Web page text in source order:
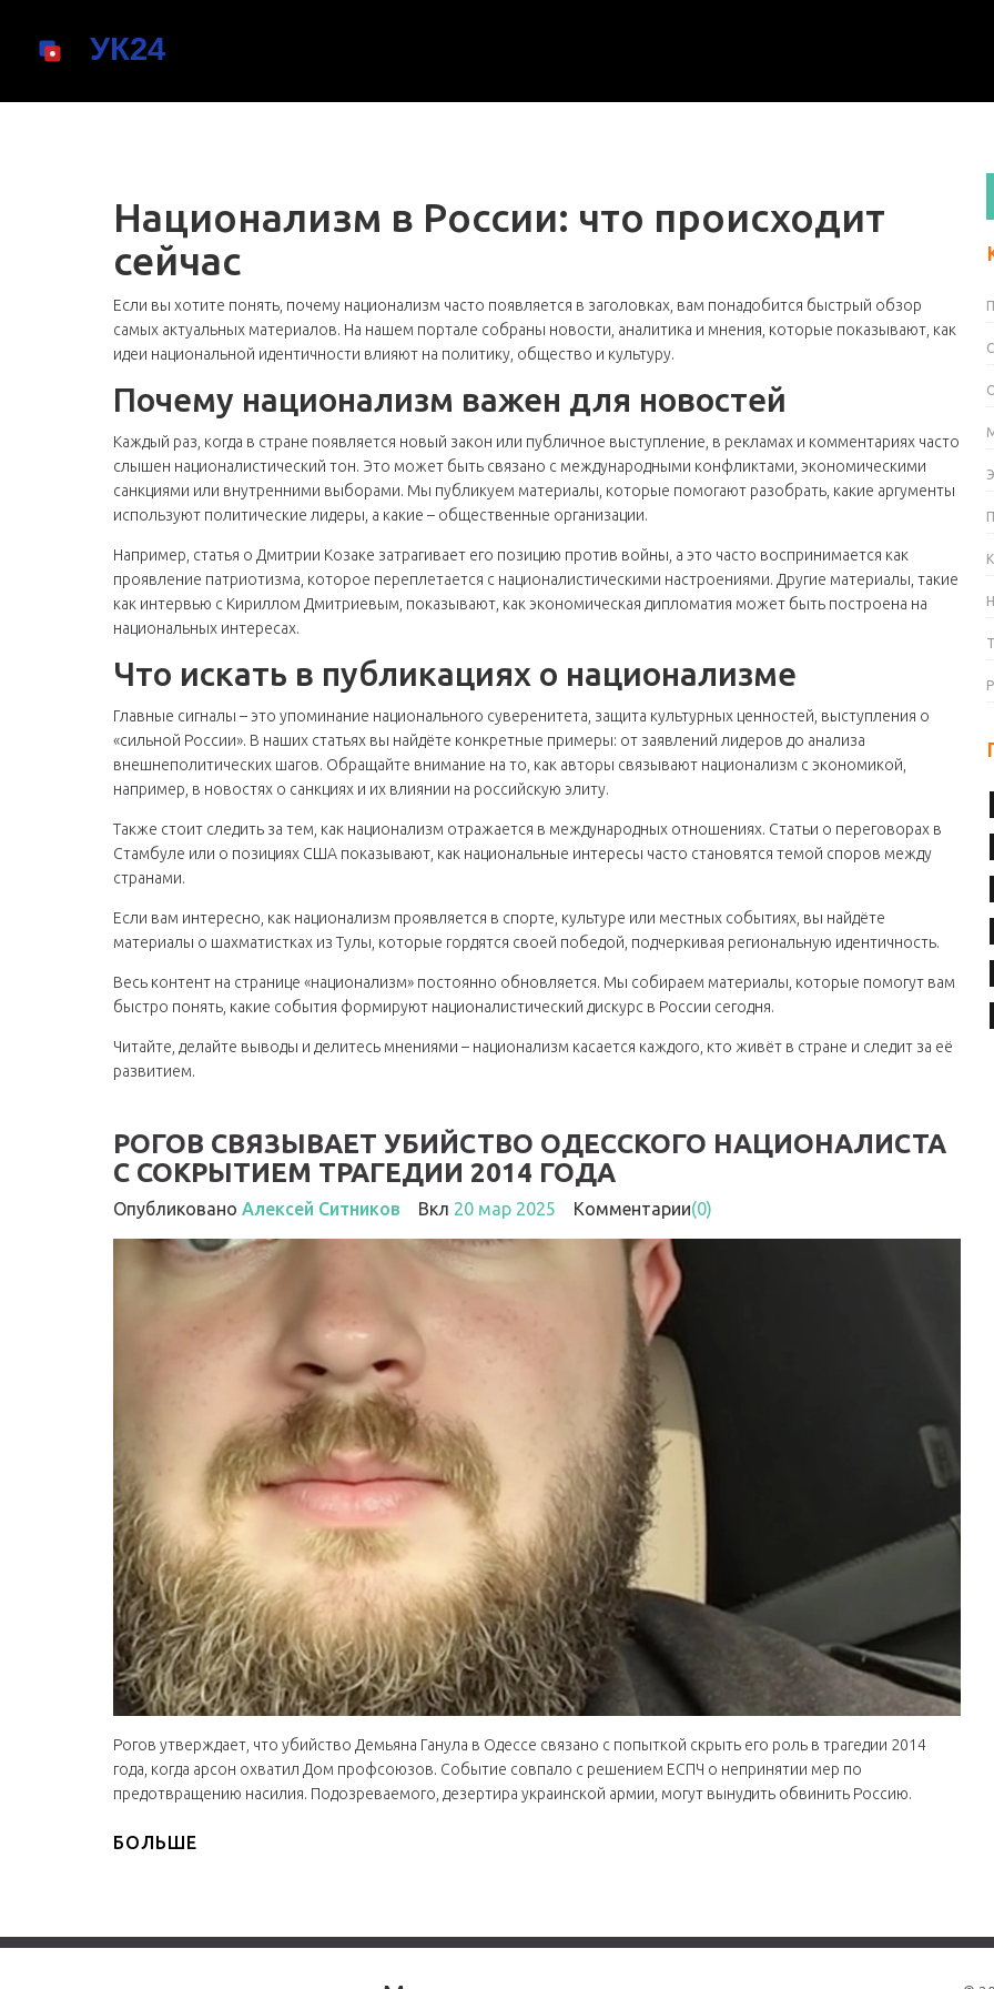
Национализм в России: что происходит
сейчас
Если вы хотите понять, почему национализм часто появляется в заголовках, вам понадобится быстрый обзор
самых актуальных материалов. На нашем портале собраны новости, аналитика и мнения, которые показывают, как
идеи национальной идентичности влияют на политику, общество и культуру.
Почему национализм важен для новостей
Каждый раз, когда в стране появляется новый закон или публичное выступление, в рекламах и комментариях часто
слышен националистический тон. Это может быть связано с международными конфликтами, экономическими
санкциями или внутренними выборами. Мы публикуем материалы, которые помогают разобрать, какие аргументы
используют политические лидеры, а какие – общественные организации.
Например, статья о Дмитрии Козаке затрагивает его позицию против войны, а это часто воспринимается как
проявление патриотизма, которое переплетается с националистическими настроениями. Другие материалы, такие
как интервью с Кириллом Дмитриевым, показывают, как экономическая дипломатия может быть построена на
национальных интересах.
Что искать в публикациях о национализме
Главные сигналы – это упоминание национального суверенитета, защита культурных ценностей, выступления о
«сильной России». В наших статьях вы найдёте конкретные примеры: от заявлений лидеров до анализа
внешнеполитических шагов. Обращайте внимание на то, как авторы связывают национализм с экономикой,
например, в новостях о санкциях и их влиянии на российскую элиту.
Также стоит следить за тем, как национализм отражается в международных отношениях. Статьи о переговорах в
Стамбуле или о позициях США показывают, как национальные интересы часто становятся темой споров между
странами.
Если вам интересно, как национализм проявляется в спорте, культуре или местных событиях, вы найдёте
материалы о шахматистках из Тулы, которые гордятся своей победой, подчеркивая региональную идентичность.
Весь контент на странице «национализм» постоянно обновляется. Мы собираем материалы, которые помогут вам
быстро понять, какие события формируют националистический дискурс в России сегодня.
Читайте, делайте выводы и делитесь мнениями – национализм касается каждого, кто живёт в стране и следит за её
развитием.
РОГОВ СВЯЗЫВАЕТ УБИЙСТВО ОДЕССКОГО НАЦИОНАЛИСТА
С СОКРЫТИЕМ ТРАГЕДИИ 2014 ГОДА
Опубликовано Алексей Ситников Вкл 20 мар 2025 Комментарии(0)
Рогов утверждает, что убийство Демьяна Ганула в Одессе связано с попыткой скрыть его роль в трагедии 2014
года, когда арсон охватил Дом профсоюзов. Событие совпало с решением ЕСПЧ о непринятии мер по
предотвращению насилия. Подозреваемого, дезертира украинской армии, могут вынудить обвинить Россию.
БОЛЬШЕ